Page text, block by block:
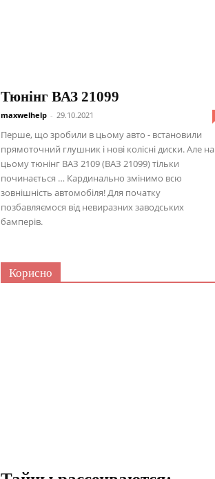
Тюнінг ВАЗ 21099
maxwelhelp - 29.10.2021
Перше, що зробили в цьому авто - встановили
прямоточний глушник і нові колісні диски. Але на
цьому тюнінг ВАЗ 2109 (ВАЗ 21099) тільки
починається … Кардинально змінимо всю
зовнішність автомобіля! Для початку
позбавляємося від невиразних заводських
бамперів.
Корисно